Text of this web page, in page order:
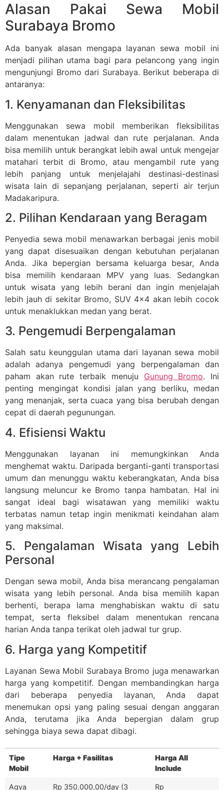
Alasan Pakai Sewa Mobil
Surabaya Bromo
Ada banyak alasan mengapa layanan sewa mobil ini
menjadi pilihan utama bagi para pelancong yang ingin
mengunjungi Bromo dari Surabaya. Berikut beberapa di
antaranya:
1. Kenyamanan dan Fleksibilitas
Menggunakan sewa mobil memberikan fleksibilitas
dalam menentukan jadwal dan rute perjalanan. Anda
bisa memilih untuk berangkat lebih awal untuk mengejar
matahari terbit di Bromo, atau mengambil rute yang
lebih panjang untuk menjelajahi destinasi-destinasi
wisata lain di sepanjang perjalanan, seperti air terjun
Madakaripura.
2. Pilihan Kendaraan yang Beragam
Penyedia sewa mobil menawarkan berbagai jenis mobil
yang dapat disesuaikan dengan kebutuhan perjalanan
Anda. Jika bepergian bersama keluarga besar, Anda
bisa memilih kendaraan MPV yang luas. Sedangkan
untuk wisata yang lebih berani dan ingin menjelajah
lebih jauh di sekitar Bromo, SUV 4×4 akan lebih cocok
untuk menaklukkan medan yang berat.
3. Pengemudi Berpengalaman
Salah satu keunggulan utama dari layanan sewa mobil
adalah adanya pengemudi yang berpengalaman dan
paham akan rute terbaik menuju Gunung Bromo. Ini
penting mengingat kondisi jalan yang berliku, medan
yang menanjak, serta cuaca yang bisa berubah dengan
cepat di daerah pegunungan.
4. Efisiensi Waktu
Menggunakan layanan ini memungkinkan Anda
menghemat waktu. Daripada berganti-ganti transportasi
umum dan menunggu waktu keberangkatan, Anda bisa
langsung meluncur ke Bromo tanpa hambatan. Hal ini
sangat ideal bagi wisatawan yang memiliki waktu
terbatas namun tetap ingin menikmati keindahan alam
yang maksimal.
5. Pengalaman Wisata yang Lebih
Personal
Dengan sewa mobil, Anda bisa merancang pengalaman
wisata yang lebih personal. Anda bisa memilih kapan
berhenti, berapa lama menghabiskan waktu di satu
tempat, serta fleksibel dalam menentukan rencana
harian Anda tanpa terikat oleh jadwal tur grup.
6. Harga yang Kompetitif
Layanan Sewa Mobil Surabaya Bromo juga menawarkan
harga yang kompetitif. Dengan membandingkan harga
dari beberapa penyedia layanan, Anda dapat
menemukan opsi yang paling sesuai dengan anggaran
Anda, terutama jika Anda bepergian dalam grup
sehingga biaya sewa dapat dibagi.
Tipe
Mobil
Harga + Fasilitas
Harga All
Include
Agya Rp 350.000,00/day (3 Rp